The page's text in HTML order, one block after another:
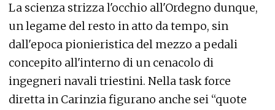
La scienza strizza l'occhio all'Ordegno dunque,
un legame del resto in atto da tempo, sin
dall'epoca pionieristica del mezzo a pedali
concepito all'interno di un cenacolo di
ingegneri navali triestini. Nella task force
diretta in Carinzia figurano anche sei “quote